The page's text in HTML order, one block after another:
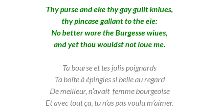
Thy purse and eke thy gay guilt kniues,
thy pincase gallant to the eie:
No better wore the Burgesse wiues,
and yet thou wouldst not loue me.
Ta bourse et tes jolis poignards
Ta boîte à épingles si belle au regard
De meilleur, n’avait femme bourgeoise
Et avec tout ça, tu n’as pas voulu m’aimer.